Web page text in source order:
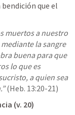
que el
muertos a nuestro
la sangre
buena para que
lo que es
a quien sea
(Heb. 13:20-21
(v. 20)